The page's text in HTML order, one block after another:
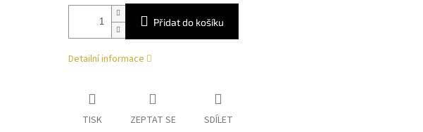
Přidat do košíku
Detailní informace
TISK ZEPTAT SE SDÍLET